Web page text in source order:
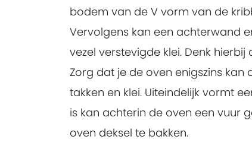
bodem van de V vorm van de
Vervolgens kan een achterwand
vezel verstevigde klei. Denk
Zorg dat je de oven enigszins
takken en klei. Uiteindelijk vormt
is kan achterin de oven een vuur
oven deksel te bakken.